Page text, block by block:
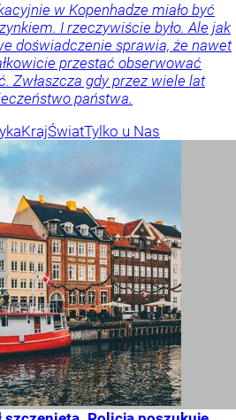
w Kopenhadze miało być
I rzeczywiście było. Ale jak
doświadczenie sprawia, że nawet
przestać obserwować
Zwłaszcza gdy przez wiele lat
państwa.
KrajŚwiatTylko u Nas